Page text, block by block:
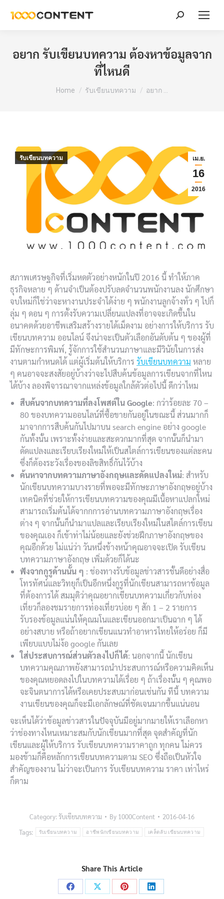
Search:
อยาก รับเขียนบทความ ต้องหาข้อมูลจาก
ที่ไหนดี
You are here:
Home รับเขียนบทความ อยาก …
เม.ย.
16
2016
รับเขียนบทความ
สภาพเศรษฐกิจที่เริ่มหดตัวอย่างหนักในปี 2016 นี้ ทำให้ภาค
ธุรกิจหลาย ๆ ด้านจำเป็นต้องปรับลดจำนวนพนักงานลง นักศึกษา
จบใหม่ก็ใช่ว่าจะหางานประจำได้ง่าย ๆ พนักงานลูกจ้างทั่ว ๆ ไปก็
ลุ่ม ๆ ดอน ๆ การตั้งรับความเปลี่ยนแปลงที่อาจจะเกิดขึ้นใน
อนาคตด้วยอาชีพเสริมสร้างรายได้เม็ดงาม อย่างการให้บริการ รับ
เขียนบทความ ออนไลน์ จึงน่าจะเป็นตัวเลือกอันดับต้น ๆ ของผู้ที่
มีทักษะการพิมพ์, รู้จักการใช้สำนวนภาษาและมีวินัยในการส่ง
งานตามกำหนดได้ แต่ผู้เริ่มต้นให้บริการ รับเขียนบทความ หลาย
ๆ คนอาจจะสงสัยอยู่บ้างว่าจะไปสืบค้นข้อมูลการเขียนจากที่ไหน
ได้บ้าง ลองพิจารณาจากแหล่งข้อมูลใกล้ตัวต่อไปนี้ ดีกว่าไหม
สืบค้นจากบทความที่ลงโพสต์ในGoogle: กว่าร้อยละ 70 –
80 ของบทความออนไลน์ที่ซื้อขายกันอยู่ในขณะนี้ ส่วนมากก็
มาจากการสืบค้นกันไปมาบน search engine อย่าง google
กันทั้งนั้น เพราะทั้งง่ายและสะดวกมากที่สุด จากนั้นก็นำมา
ดัดแปลงและเรียบเรียงใหม่ให้เป็นสไตล์การเขียนของแต่ละคน
ซึ่งก็ต้องระวังเรื่องของลิขสิทธิ์กันไว้บ้าง
ค้นหาจากบทความภาษาอังกฤษและดัดแปลงใหม่: สำหรับ
นักเขียนบทความบางรายที่พอจะมีทักษะภาษาอังกฤษอยู่บ้าง
เทคนิคที่ช่วยให้การเขียนบทความของคุณมีเนื้อหาแปลกใหม่
สามารถเริ่มต้นได้จากกการอ่านบทความภาษาอังกฤษเรื่อง
ต่าง ๆ จากนั้นก็นำมาแปลและเรียบเรียงใหม่ในสไตล์การเขียน
ของคุณเอง ก็เข้าท่าไม่น้อยและยังช่วยฝึกภาษาอังกฤษของ
คุณอีกด้วย ไม่แน่ว่า วันหนึ่งข้างหน้าคุณอาจจะเปิด รับเขียน
บทความภาษาอังกฤษ เพิ่มด้วยก็ได้นะ
ฟังจากกูรูด้านนั้น ๆ : ช่องทางรับข้อมูลข่าวสารชั้นดีอย่างสื่อ
โทรทัศน์และวิทยุก็เป็นอีกหนึ่งกูรูที่นักเขียนสามารถหาข้อมูล
ที่ต้องการได้ สมมุติว่าคุณอยากเขียนบทความเกี่ยวกับท่อง
เที่ยวก็ลองชมรายการท่องเที่ยวบ่อย ๆ สัก 1 – 2 รายการ
รับรองข้อมูลแน่นให้คุณมโนและเขียนออกมาเป็นฉาก ๆ ได้
อย่างสบาย หรือถ้าอยากเขียนแนวทำอาหารไทยให้อร่อย ก็มี
เพียบแบบไม่ง้อ google กันเลย
ใส่ประสบการณ์ส่วนตัวลงไปก็ได้: นอกจากนี้ นักเขียน
บทความคุณภาพยังสามารถนำประสบการณ์หรือความคิดเห็น
ของคุณหยอดลงไปในบทความได้เรื่อย ๆ ถ้าเรื่องนั้น ๆ คุณพอ
จะจินตนาการได้หรือเคยประสบมาก่อนเช่นกัน ทีนี้ บทความ
งานเขียนของคุณก็จะมีเอกลักษณ์ที่ชัดเจนมากขึ้นแน่นอน
จะเห็นได้ว่าข้อมูลข่าวสารในปัจจุบันมีอยู่มากมายให้เราเลือกหา
ว่าช่องทางไหนเหมาะสมกับนักเขียนมากที่สุด จุดสำคัญที่นัก
เขียนและผู้ให้บริการ รับเขียนบทความราคาถูก ทุกคน ไม่ควร
มองข้ามก็คือหลักการเขียนบทความตาม SEO ซึ่งถือเป็นหัวใจ
สำคัญของงาน ไม่ว่าจะเป็นการ รับเขียนบทความ ราคา เท่าไหร่
ก็ตาม
Category: รับเขียนบทความ By 1000Content
2016-04-16
Tags:
รับเขียนบทความ อาชีพนักเขียนบทความ เคล็ดลับ เขียนบทความ
Share This Article
Share Share Share Share